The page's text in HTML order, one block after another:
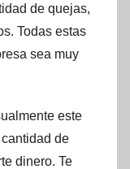
de quejas,
Todas estas
sea muy
este
de
dinero. Te